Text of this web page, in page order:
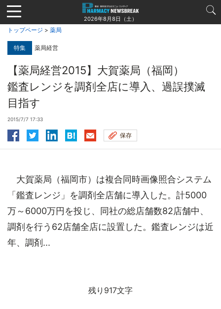
Jump
to
navigation
2026年8月8日（土）
トップページ > 薬局
特集 薬局経営
【薬局経営2015】大賀薬局（福岡）
鑑査レンジを調剤全店に導入、過誤撲滅
目指す
2015/7/7 17:33
保存
大賀薬局（福岡市）は複合同時画像照合システム
「鑑査レンジ」を調剤全店舗に導入した。計5000
万～6000万円を投じ、同社の総店舗数82店舗中、
調剤を行う62店舗全店に設置した。鑑査レンジは近
年、調剤...
残り917文字